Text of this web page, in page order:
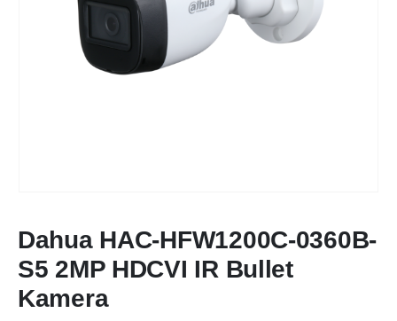
Dahua HAC-HFW1200C-0360B-
S5 2MP HDCVI IR Bullet
Kamera